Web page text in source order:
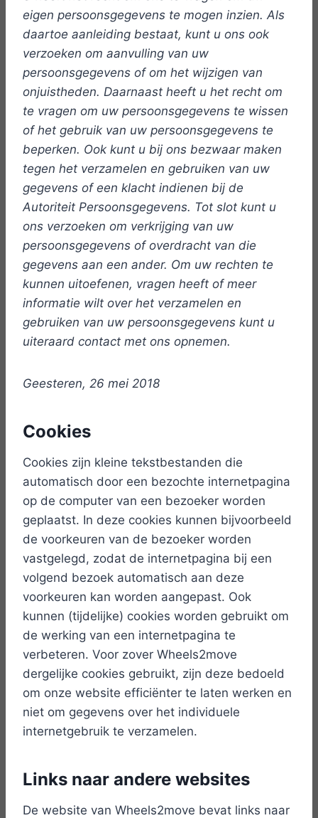
eigen persoonsgegevens te mogen inzien. Als
daartoe aanleiding bestaat, kunt u ons ook
verzoeken om aanvulling van uw
persoonsgegevens of om het wijzigen van
onjuistheden. Daarnaast heeft u het recht om
te vragen om uw persoonsgegevens te wissen
of het gebruik van uw persoonsgegevens te
beperken. Ook kunt u bij ons bezwaar maken
tegen het verzamelen en gebruiken van uw
gegevens of een klacht indienen bij de
Autoriteit Persoonsgegevens. Tot slot kunt u
ons verzoeken om verkrijging van uw
persoonsgegevens of overdracht van die
gegevens aan een ander. Om uw rechten te
kunnen uitoefenen, vragen heeft of meer
informatie wilt over het verzamelen en
gebruiken van uw persoonsgegevens kunt u
uiteraard contact met ons opnemen.
Geesteren, 26 mei 2018
Cookies
Cookies zijn kleine tekstbestanden die
automatisch door een bezochte internetpagina
op de computer van een bezoeker worden
geplaatst. In deze cookies kunnen bijvoorbeeld
de voorkeuren van de bezoeker worden
vastgelegd, zodat de internetpagina bij een
volgend bezoek automatisch aan deze
voorkeuren kan worden aangepast. Ook
kunnen (tijdelijke) cookies worden gebruikt om
de werking van een internetpagina te
verbeteren. Voor zover Wheels2move
dergelijke cookies gebruikt, zijn deze bedoeld
om onze website efficiënter te laten werken en
niet om gegevens over het individuele
internetgebruik te verzamelen.
Links naar andere websites
De website van Wheels2move bevat links naar